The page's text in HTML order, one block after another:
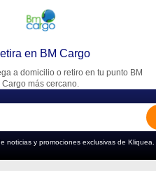
en BM Cargo
a domicilio o retiro en tu punto BM
Cargo más cercano.
noticias y promociones exclusivas de Kliquea.